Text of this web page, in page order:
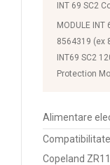
INT 69 SC2
MODULE INT
8564319 (ex
INT69 SC2
Protection
Alimentare
Copeland